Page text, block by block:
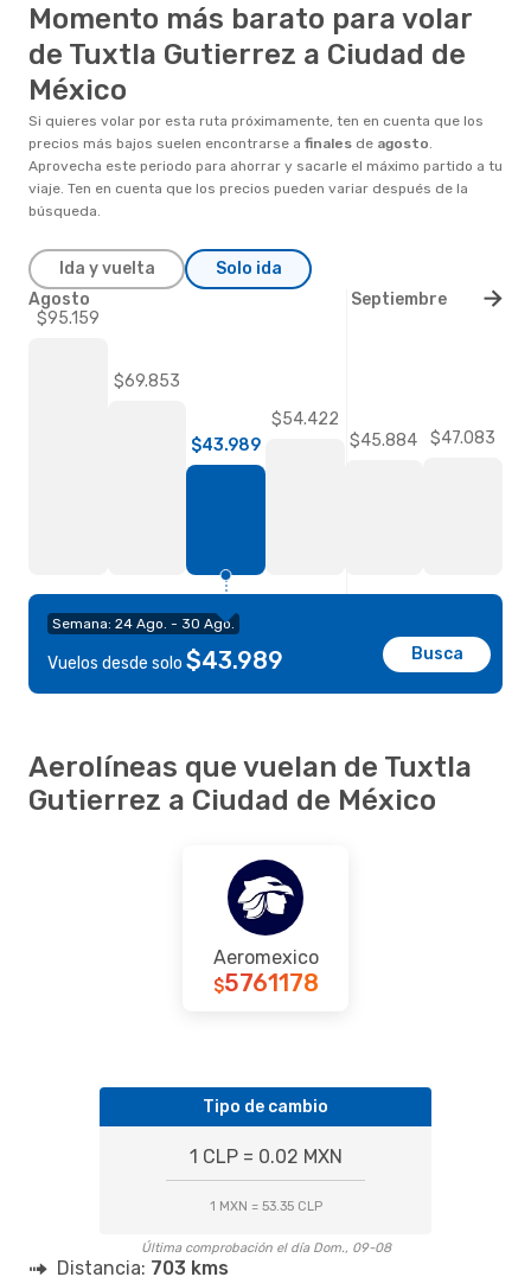
Momento más barato para volar
de Tuxtla Gutierrez a Ciudad de
México
Si quieres volar por esta ruta próximamente, ten en cuenta que los
precios más bajos suelen encontrarse a finales de agosto.
Aprovecha este periodo para ahorrar y sacarle el máximo partido a tu
viaje. Ten en cuenta que los precios pueden variar después de la
búsqueda.
Ida y vuelta Solo ida
Semana: 24 Ago. - 30 Ago.
Vuelos desde solo $43.989 Busca
$95.159
$69.853
$43.989
$54.422
$45.884
$47.083
Agosto Septiembre
Aerolíneas que vuelan de Tuxtla
Gutierrez a Ciudad de México
Aeromexico
5761178
$
Tipo de cambio
1 CLP = 0.02 MXN
1 MXN = 53.35 CLP
Última comprobación el día Dom., 09-08
Distancia: 703 kms